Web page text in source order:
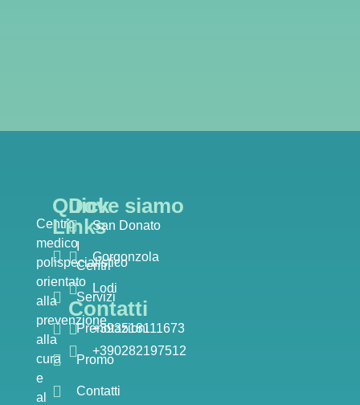
Centro
medico
polispecialistico
orientato
alla
prevenzione,
alla
cura
e
al
Quick
Links
I
Centri
Servizi
Prenotazioni
Promo
Contatti
Dove siamo
San Donato
Gorgonzola
Lodi
Contatti
+393518111673
+390282197512